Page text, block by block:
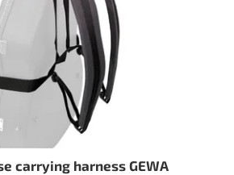
carrying harness GEWA